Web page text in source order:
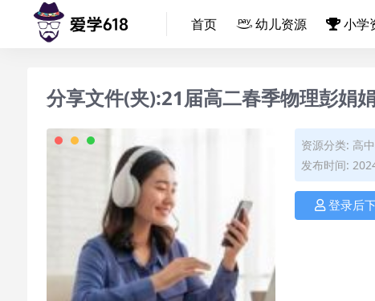
首页 幼儿资源 小学
分享文件(夹):21届高二春季物理彭娟
资源分类: 高
发布时间:
登录后